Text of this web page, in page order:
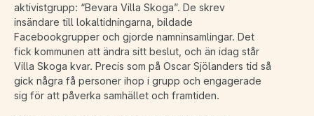
aktivistgrupp: “Bevara Villa Skoga”. De skrev
insändare till lokaltidningarna, bildade
Facebookgrupper och gjorde namninsamlingar. Det
fick kommunen att ändra sitt beslut, och än idag står
Villa Skoga kvar. Precis som på Oscar Sjölanders tid så
gick några få personer ihop i grupp och engagerade
sig för att påverka samhället och framtiden.